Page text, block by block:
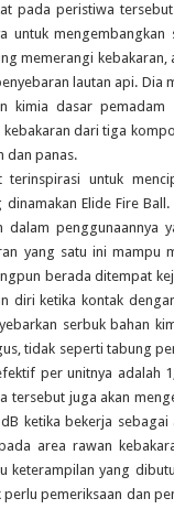
pada peristiwa
untuk
memerangi
lautan api. Dia
kimia dasar pemadam
dari tiga
dan panas.
terinspirasi untuk
Elide Fire
dalam penggunaannya
yang satu ini mampu
berada ditempat
diri ketika kontak
serbuk bahan
tidak seperti tabung
per unitnya adalah
tersebut juga akan
ketika bekerja sebagai
area rawan
keterampilan yang
perlu pemeriksaan dan